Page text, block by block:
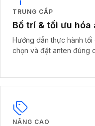
TRUNG CẤP
Bố trí & tối ưu hóa
Hướng dẫn thực hành tối
chọn và đặt anten đúng
NÂNG CAO